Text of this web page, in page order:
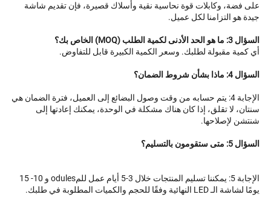
على فضة، وكابلات قوة نحاسية نقية وأسلاك قصيرة، فإن تقديم شاشة
لكل عميل.
لطلبك. وسعر الكمية الكبيرة قابل للتفاوض.
الإجابة 4: يتم حسابه من وقت وصول البضائع إلى العميل، فترة الضمان هي
سنتان، لا تقلق، إذا كان هناك مشكلة في الوحدة، يمكنك إعادتها إلى
15